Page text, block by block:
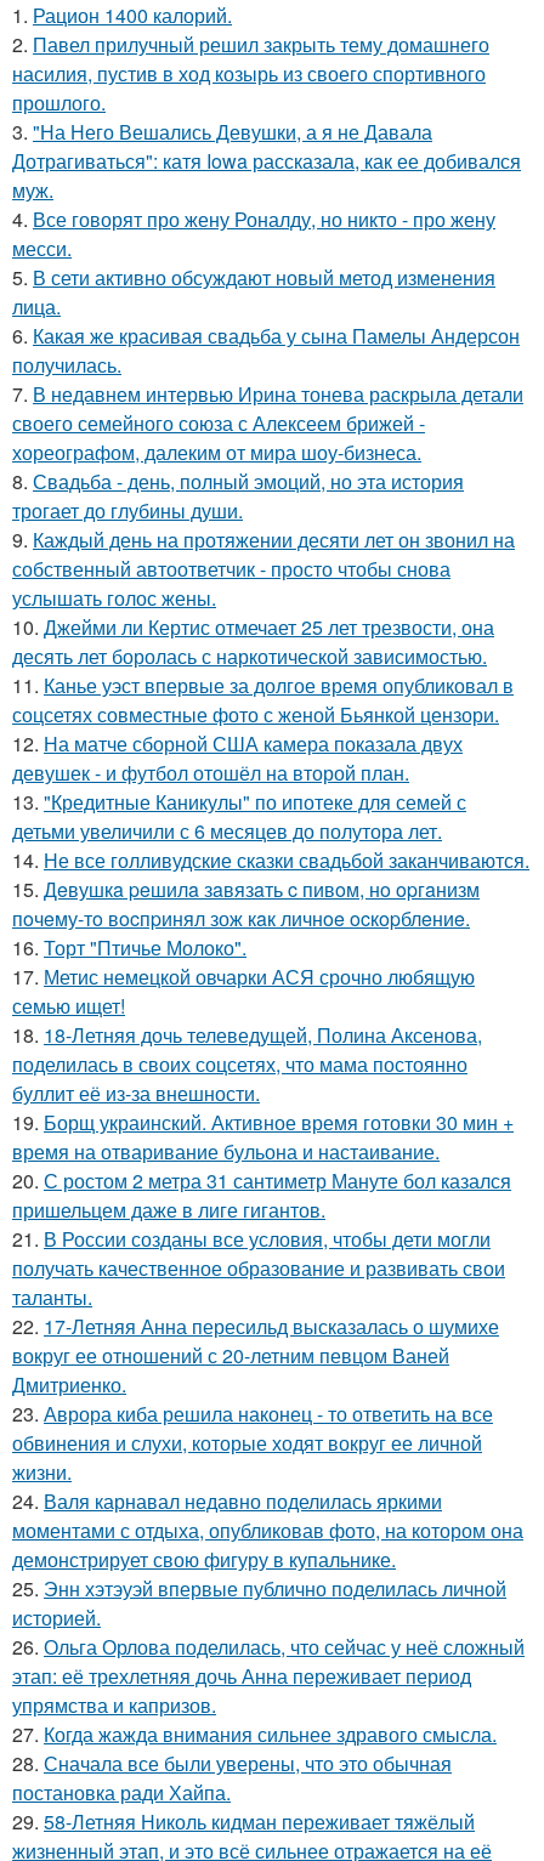
1. Рацион 1400 калорий.
2. Павел прилучный решил закрыть тему домашнего
насилия, пустив в ход козырь из своего спортивного
прошлого.
3. "На Него Вешались Девушки, а я не Давала
Дотрагиваться": катя Iowa рассказала, как ее добивался
муж.
4. Все говорят про жену Роналду, но никто - про жену
месси.
5. В сети активно обсуждают новый метод изменения
лица.
6. Какая же красивая свадьба у сына Памелы Андерсон
получилась.
7. В недавнем интервью Ирина тонева раскрыла детали
своего семейного союза с Алексеем брижей -
хореографом, далеким от мира шоу-бизнеса.
8. Свадьба - день, полный эмоций, но эта история
трогает до глубины души.
9. Каждый день на протяжении десяти лет он звонил на
собственный автоответчик - просто чтобы снова
услышать голос жены.
10. Джейми ли Кертис отмечает 25 лет трезвости, она
десять лет боролась с наркотической зависимостью.
11. Канье уэст впервые за долгое время опубликовал в
соцсетях совместные фото с женой Бьянкой цензори.
12. На матче сборной США камера показала двух
девушек - и футбол отошёл на второй план.
13. "Кредитные Каникулы" по ипотеке для семей с
детьми увеличили с 6 месяцев до полутора лет.
14. Не все голливудские сказки свадьбой заканчиваются.
15. Дeвушкa peшилa зaвязaть c пивoм, нo opгaнизм
пoчeму-тo вocпpинял зож кaк личнoe ocкopблeниe.
16. Торт "Птичье Молоко".
17. Метис немецкой овчарки АСЯ срочно любящую
семью ищет!
18. 18-Летняя дочь телеведущей, Полина Аксенова,
поделилась в своих соцсетях, что мама постоянно
буллит её из-за внешности.
19. Борщ украинский. Активное время готовки 30 мин +
время на отваривание бульона и настаивание.
20. С ростом 2 метра 31 сантиметр Мануте бол казался
пришельцем даже в лиге гигантов.
21. В России созданы все условия, чтобы дети могли
получать качественное образование и развивать свои
таланты.
22. 17-Летняя Анна пересильд высказалась о шумихе
вокруг ее отношений с 20-летним певцом Ваней
Дмитриенко.
23. Аврора киба решила наконец - то ответить на все
обвинения и слухи, которые ходят вокруг ее личной
жизни.
24. Валя карнавал недавно поделилась яркими
моментами с отдыха, опубликовав фото, на котором она
демонстрирует свою фигуру в купальнике.
25. Энн хэтэуэй впервые публично поделилась личной
историей.
26. Ольга Орлова поделилась, что сейчас у неё сложный
этап: её трехлетняя дочь Анна переживает период
упрямства и капризов.
27. Когда жажда внимания сильнее здравого смысла.
28. Сначала все были уверены, что это обычная
постановка ради Хайпа.
29. 58-Летняя Николь кидман переживает тяжёлый
жизненный этап, и это всё сильнее отражается на её